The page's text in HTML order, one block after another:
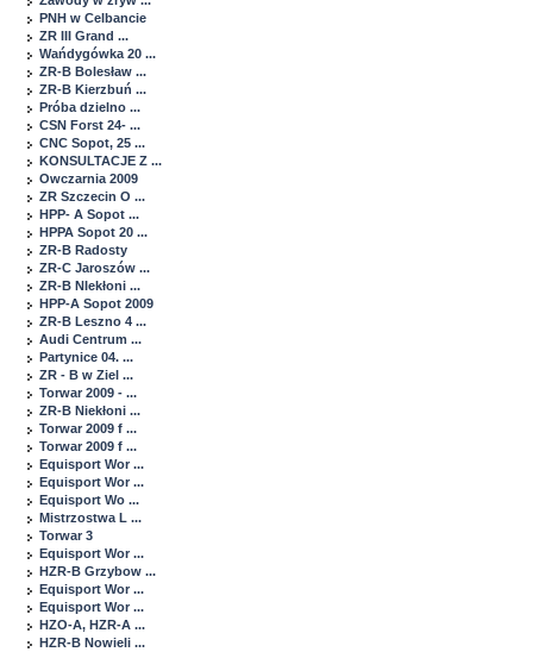
PNH w Celbancie
ZR III Grand ...
Wańdygówka 20 ...
ZR-B Bolesław ...
ZR-B Kierzbuń ...
Próba dzielno ...
CSN Forst 24- ...
CNC Sopot, 25 ...
KONSULTACJE Z ...
Owczarnia 2009
ZR Szczecin O ...
HPP- A Sopot ...
HPPA Sopot 20 ...
ZR-B Radosty
ZR-C Jaroszów ...
ZR-B NIekłoni ...
HPP-A Sopot 2009
ZR-B Leszno 4 ...
Audi Centrum ...
Partynice 04. ...
ZR - B w Ziel ...
Torwar 2009 - ...
ZR-B Niekłoni ...
Torwar 2009 f ...
Torwar 2009 f ...
Equisport Wor ...
Equisport Wor ...
Equisport Wo ...
Mistrzostwa L ...
Torwar 3
Equisport Wor ...
HZR-B Grzybow ...
Equisport Wor ...
Equisport Wor ...
HZO-A, HZR-A ...
HZR-B Nowieli ...